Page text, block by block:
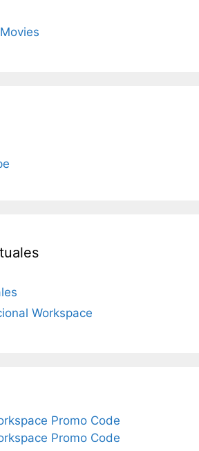
Workspace
Promo Code
Promo Code